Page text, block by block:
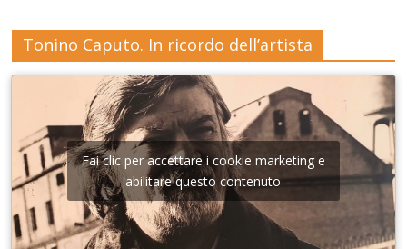
Tonino Caputo. In ricordo dell’artista
Fai clic per accettare i cookie marketing e
abilitare questo contenuto